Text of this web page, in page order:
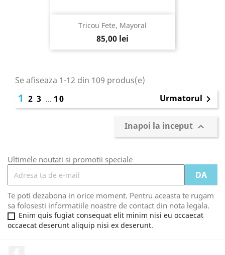
Tricou Fete, Mayoral
85,00 lei
Se afiseaza 1-12 din 109 produs(e)
1 2 3 … 10 Urmatorul 
Inapoi la inceput 
Ultimele noutati si promotii speciale
Te poti dezabona in orice moment. Pentru aceasta te rugam
sa folosesti informatiile noastre de contact din nota legala.
Enim quis fugiat consequat elit minim nisi eu occaecat
occaecat deserunt aliquip nisi ex deserunt.